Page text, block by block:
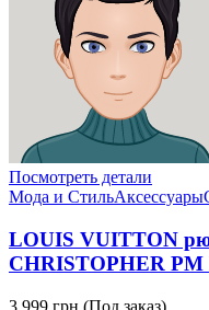
Посмотреть детали
Мода и СтильАксессуары
LOUIS VUITTON
CHRISTOPHER
3,999 грн. (Под заказ)